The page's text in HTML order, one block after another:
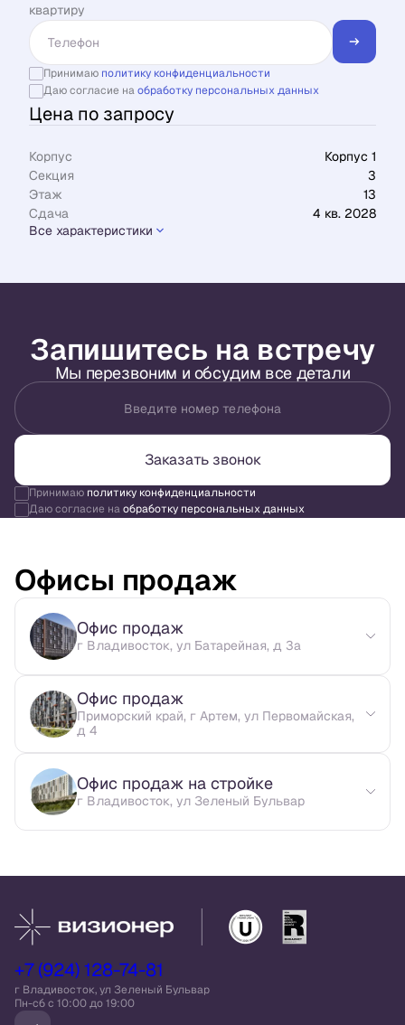
квартиру
Принимаю политику конфиденциальности
Даю согласие наобработку персональных данных
Цена по запросу
Корпус
Корпус 1
Секция
3
Этаж
13
Сдача
4 кв. 2028
Все характеристики
Запишитесь на встречу
Мы перезвоним и обсудим все детали
Введите номер телефона
Заказать звонок
Принимаю политику конфиденциальности
Даю согласие наобработку персональных данных
Офисы продаж
Офис продаж
г Владивосток, ул Батарейная, д 3а
Офис продаж
Приморский край, г Артем, ул Первомайская,
д 4
Офис продаж на стройке
г Владивосток, ул Зеленый Бульвар
+7 (924) 128-74-81
г Владивосток, ул Зеленый Бульвар
Пн-сб c 10:00 до 19:00